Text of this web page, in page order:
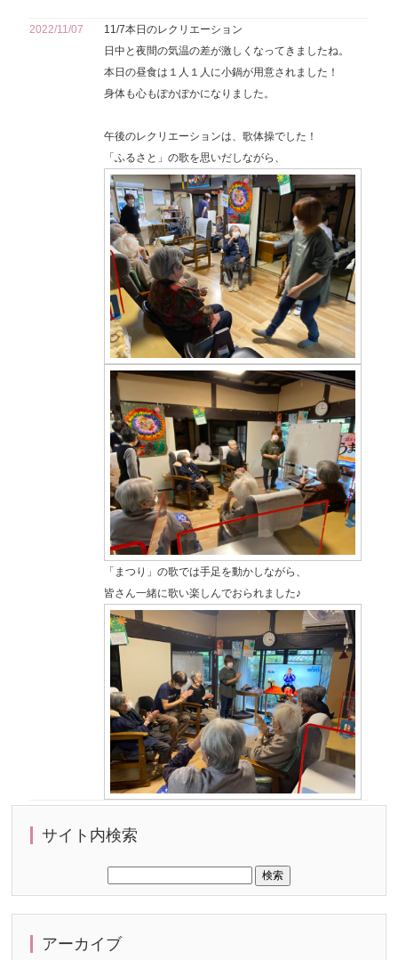
2022/11/07
11/7本日のレクリエーション
日中と夜間の気温の差が激しくなってきましたね。
本日の昼食は１人１人に小鍋が用意されました！
身体も心もぽかぽかになりました。
午後のレクリエーションは、歌体操でした！
「ふるさと」の歌を思いだしながら、
「まつり」の歌では手足を動かしながら、
皆さん一緒に歌い楽しんでおられました♪
サイト内検索
アーカイブ